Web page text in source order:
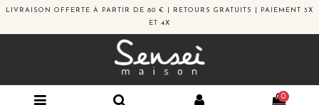
LIVRAISON OFFERTE À PARTIR DE 80 € | RETOURS GRATUITS | PAIEMENT 3X
ET 4X
0